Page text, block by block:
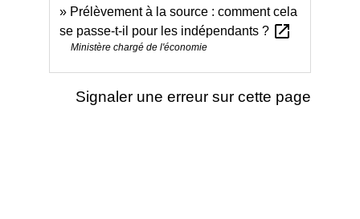
Prélèvement à la source : comment cela
se passe-t-il pour les indépendants ? open_in_new
Ministère chargé de l'économie
Signaler une erreur sur cette page